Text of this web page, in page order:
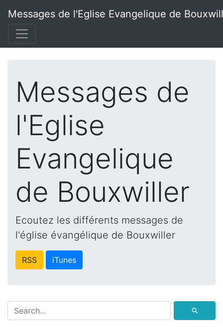
Messages de l'Eglise Evangelique de
Messages de
l'Eglise
Evangelique
de Bouxwiller
Ecoutez les différents messages de
l'église évangélique de Bouxwiller
RSS iTunes
⚲